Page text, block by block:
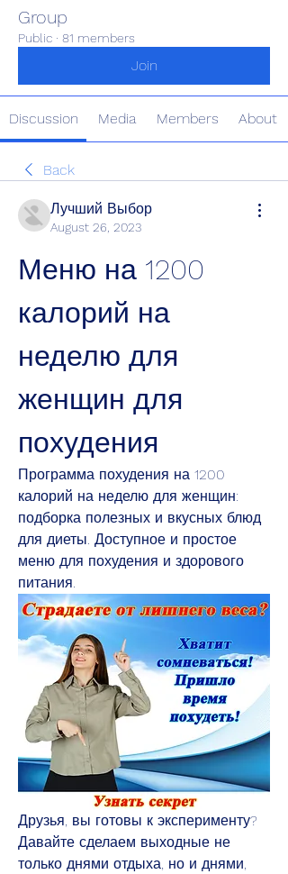
Group
Public · 81 members
Join
Discussion Media Members About
Back
Лучший Выбор
August 26, 2023
Меню на 1200
калорий на
неделю для
женщин для
похудения
Программа похудения на 1200
калорий на неделю для женщин:
подборка полезных и вкусных блюд
для диеты. Доступное и простое
меню для похудения и здорового
питания.
Друзья, вы готовы к эксперименту?
Давайте сделаем выходные не
только днями отдыха, но и днями,